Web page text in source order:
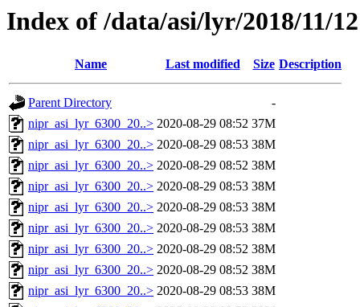
Index of /data/asi/lyr/2018/11/12
Name Last modified Size Description
Parent Directory
-
nipr_asi_lyr_6300_20..> 2020-08-29 08:52 37M
nipr_asi_lyr_6300_20..> 2020-08-29 08:53 38M
nipr_asi_lyr_6300_20..> 2020-08-29 08:52 38M
nipr_asi_lyr_6300_20..> 2020-08-29 08:53 38M
nipr_asi_lyr_6300_20..> 2020-08-29 08:53 38M
nipr_asi_lyr_6300_20..> 2020-08-29 08:53 38M
nipr_asi_lyr_6300_20..> 2020-08-29 08:52 38M
nipr_asi_lyr_6300_20..> 2020-08-29 08:52 38M
nipr_asi_lyr_6300_20..> 2020-08-29 08:53 38M